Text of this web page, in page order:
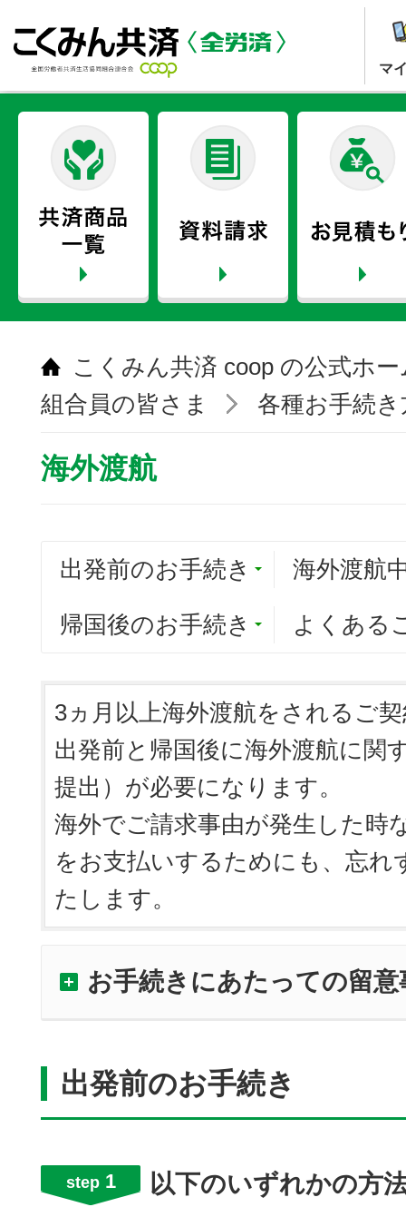
マ
こくみん共済 coop の公式ホ
組合員の皆さま
各種お手続
海外渡航
出発前のお手続き 海外渡航
帰国後のお手続き よくある
3ヵ月以上海外渡航をされるご
出発前と帰国後に海外渡航に関
提出）が必要になります。
海外でご請求事由が発生した時
をお支払いするためにも、忘れ
たします。
お手続きにあたっての留意
出発前のお手続き
以下のいずれかの方
step1